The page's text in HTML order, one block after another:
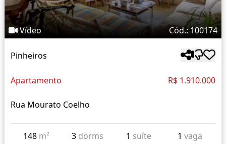
Vídeo Cód.: 100174
Pinheiros
Apartamento R$ 1.910.000
Rua Mourato Coelho
148 m² 3 dorms 1 suíte 1 vaga